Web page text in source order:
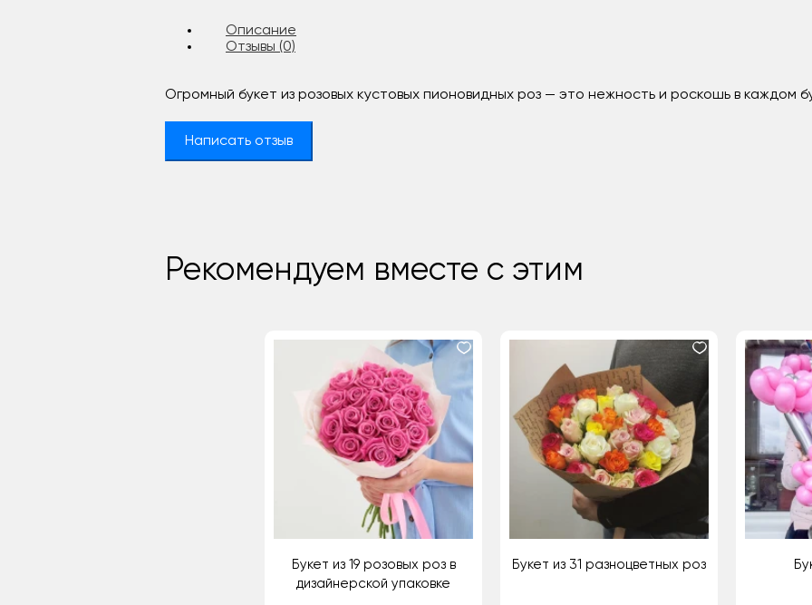
Описание
Отзывы (0)
Огромный букет из розовых кустовых пионовидных роз — это нежность и роскошь в каждом
Написать отзыв
Рекомендуем вместе с этим
Букет из 19 розовых роз в
дизайнерской упаковке
Букет из 31 разноцветных роз